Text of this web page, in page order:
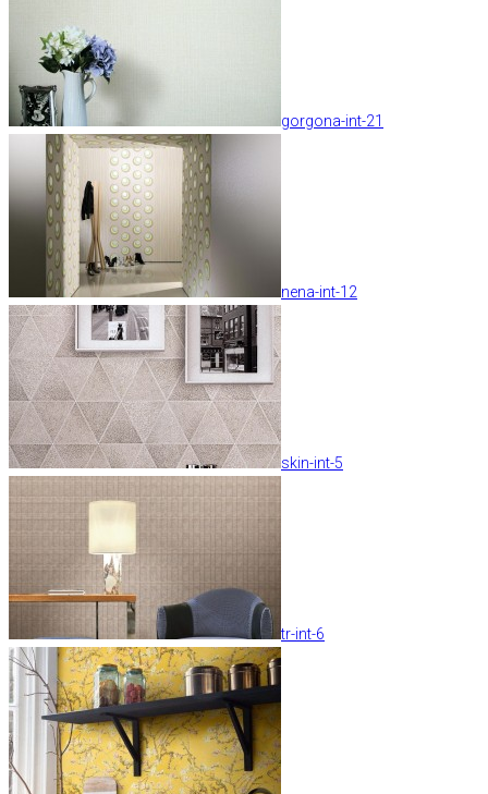
gorgona-int-21
nena-int-12
skin-int-5
tr-int-6